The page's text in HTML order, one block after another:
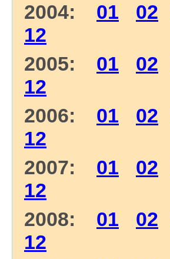
2004: 01 02
12
2005: 01 02
12
2006: 01 02
12
2007: 01 02
12
2008: 01 02
12